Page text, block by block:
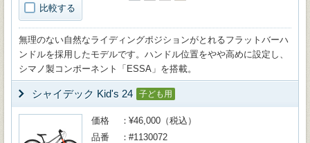
比較する
無理のない自然なライディングポジションがとれるフラットバーハ
ンドルを採用したモデルです。ハンドル位置をやや高めに設定し、
シマノ製コンポーネント「ESSA」を搭載。
シャイデック Kid's 24 子ども用
価格
¥46,000（税込）
品番
#1130072